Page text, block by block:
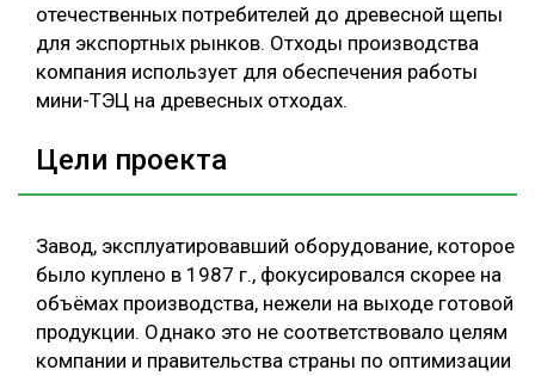
отечественных потребителей до древесной щепы
для экспортных рынков. Отходы производства
компания использует для обеспечения работы
мини-ТЭЦ на древесных отходах.
Цели проекта
Завод, эксплуатировавший оборудование, которое
было куплено в 1987 г., фокусировался скорее на
объёмах производства, нежели на выходе готовой
продукции. Однако это не соответствовало целям
компании и правительства страны по оптимизации